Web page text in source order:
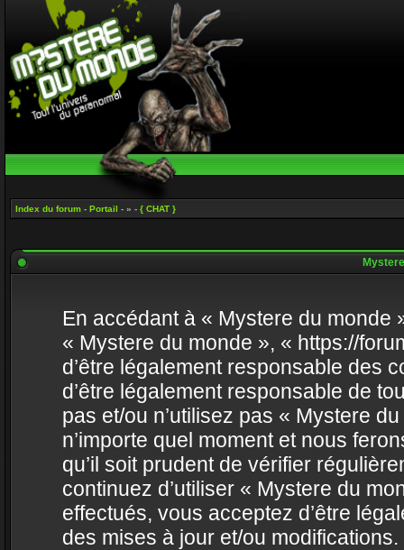
Index du forum - Portail - » - { CHAT }
En accédant à « Mystere du monde
« Mystere du monde », « https://
d’être légalement responsable des
d’être légalement responsable de
pas et/ou n’utilisez pas « Mystere
n’importe quel moment et nous
qu’il soit prudent de vérifier
continuez d’utiliser « Mystere du
effectués, vous acceptez d’être
des mises à jour et/ou modifications.